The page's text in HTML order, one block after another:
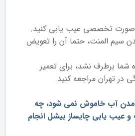
صورت تخصصی عیب یابی کنید.
سیم المنت، حتما آن را تعویض
شما برطرف نشد، برای تعمیر
در تهران مراجعه کنید.
آب خاموش نمی شود، چه
و عیب یابی چایساز بیشل انجام